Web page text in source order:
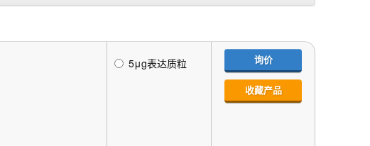
5μg表达质粒 询价
收藏产品